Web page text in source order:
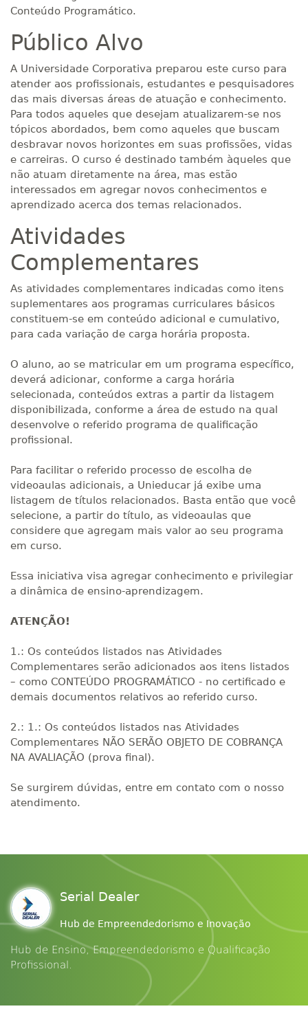
Conteúdo Programático.
Público Alvo
A Universidade Corporativa preparou este curso para
atender aos profissionais, estudantes e pesquisadores
das mais diversas áreas de atuação e conhecimento.
Para todos aqueles que desejam atualizarem-se nos
tópicos abordados, bem como aqueles que buscam
desbravar novos horizontes em suas profissões, vidas
e carreiras. O curso é destinado também àqueles que
não atuam diretamente na área, mas estão
interessados em agregar novos conhecimentos e
aprendizado acerca dos temas relacionados.
Atividades
Complementares
As atividades complementares indicadas como itens
suplementares aos programas curriculares básicos
constituem-se em conteúdo adicional e cumulativo,
para cada variação de carga horária proposta.
O aluno, ao se matricular em um programa específico,
deverá adicionar, conforme a carga horária
selecionada, conteúdos extras a partir da listagem
disponibilizada, conforme a área de estudo na qual
desenvolve o referido programa de qualificação
profissional.
Para facilitar o referido processo de escolha de
videoaulas adicionais, a Unieducar já exibe uma
listagem de títulos relacionados. Basta então que você
selecione, a partir do título, as videoaulas que
considere que agregam mais valor ao seu programa
em curso.
Essa iniciativa visa agregar conhecimento e privilegiar
a dinâmica de ensino-aprendizagem.
ATENÇÃO!
1.: Os conteúdos listados nas Atividades
Complementares serão adicionados aos itens listados
– como CONTEÚDO PROGRAMÁTICO - no certificado e
demais documentos relativos ao referido curso.
2.: 1.: Os conteúdos listados nas Atividades
Complementares NÃO SERÃO OBJETO DE COBRANÇA
NA AVALIAÇÃO (prova final).
Se surgirem dúvidas, entre em contato com o nosso
atendimento.
Serial Dealer
Hub de Empreendedorismo e Inovação
Hub de Ensino, Empreendedorismo e Qualificação
Profissional.